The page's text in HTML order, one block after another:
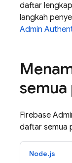
daftar
langkah
Admin
Firebase
daftar semua
Node.js